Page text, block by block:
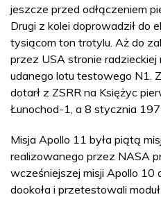
jeszcze przed odłączeniem
Drugi z kolei doprowadził do
tysiącom ton trotylu. Aż do
przez USA stronie radzieckiej
udanego lotu testowego N1.
dotarł z ZSRR na Księżyc
Łunochod-1, a 8 stycznia
Misja Apollo 11 była piątą
realizowanego przez NASA
wcześniejszej misji Apollo 10
dookoła i przetestowali